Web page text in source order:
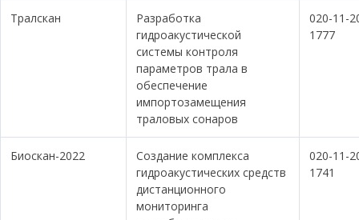
Тралскан
Разработка
гидроакустической
системы контроля
параметров трала в
обеспечение
импортозамещения
траловых сонаров
020-11-
1777
Биоскан-2022
Создание комплекса
гидроакустических средств
дистанционного
мониторинга
020-11-
1741